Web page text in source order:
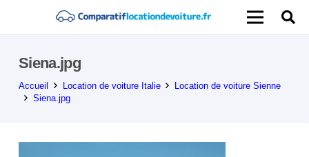
Siena.jpg
Accueil Location de voiture Italie
Location de voiture Sienne
Siena.jpg